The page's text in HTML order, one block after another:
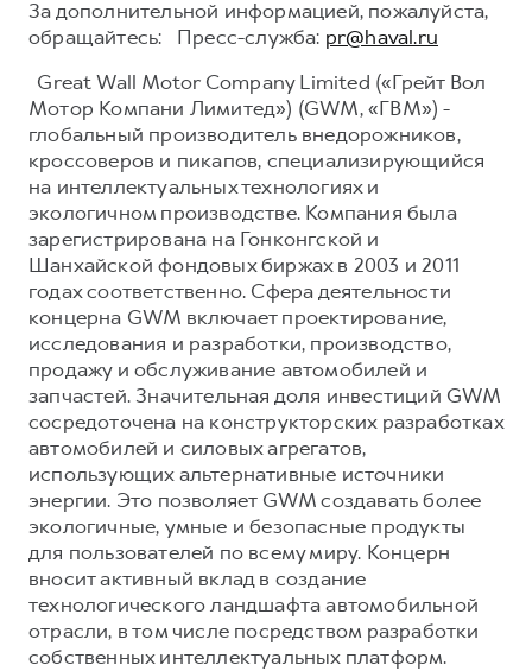
За дополнительной информацией, пожалуйста,
обращайтесь: Пресс-служба: pr@haval.ru
Great Wall Motor Company Limited («Грейт Вол
Мотор Компани Лимитед») (GWM, «ГВМ») -
глобальный производитель внедорожников,
кроссоверов и пикапов, специализирующийся
на интеллектуальных технологиях и
экологичном производстве. Компания была
зарегистрирована на Гонконгской и
Шанхайской фондовых биржах в 2003 и 2011
годах соответственно. Сфера деятельности
концерна GWM включает проектирование,
исследования и разработки, производство,
продажу и обслуживание автомобилей и
запчастей. Значительная доля инвестиций GWM
сосредоточена на конструкторских разработках
автомобилей и силовых агрегатов,
использующих альтернативные источники
энергии. Это позволяет GWM создавать более
экологичные, умные и безопасные продукты
для пользователей по всему миру. Концерн
вносит активный вклад в создание
технологического ландшафта автомобильной
отрасли, в том числе посредством разработки
собственных интеллектуальных платформ.